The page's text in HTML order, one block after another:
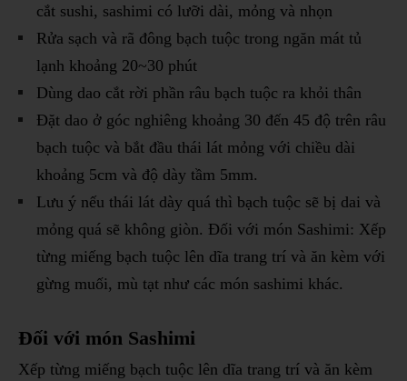
cắt sushi, sashimi có lưỡi dài, mỏng và nhọn
Rửa sạch và rã đông bạch tuộc trong ngăn mát tủ
lạnh khoảng 20~30 phút
Dùng dao cắt rời phần râu bạch tuộc ra khỏi thân
Đặt dao ở góc nghiêng khoảng 30 đến 45 độ trên râu
bạch tuộc và bắt đầu thái lát mỏng với chiều dài
khoảng 5cm và độ dày tầm 5mm.
Lưu ý nếu thái lát dày quá thì bạch tuộc sẽ bị dai và
mỏng quá sẽ không giòn. Đối với món Sashimi: Xếp
từng miếng bạch tuộc lên dĩa trang trí và ăn kèm với
gừng muối, mù tạt như các món sashimi khác.
Đối với món Sashimi
Xếp từng miếng bạch tuộc lên dĩa trang trí và ăn kèm